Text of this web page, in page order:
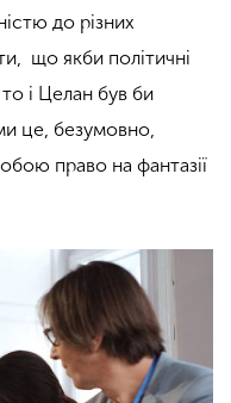
до різних
що якби політичні
і Целан був би
це, безумовно,
право на фантазії